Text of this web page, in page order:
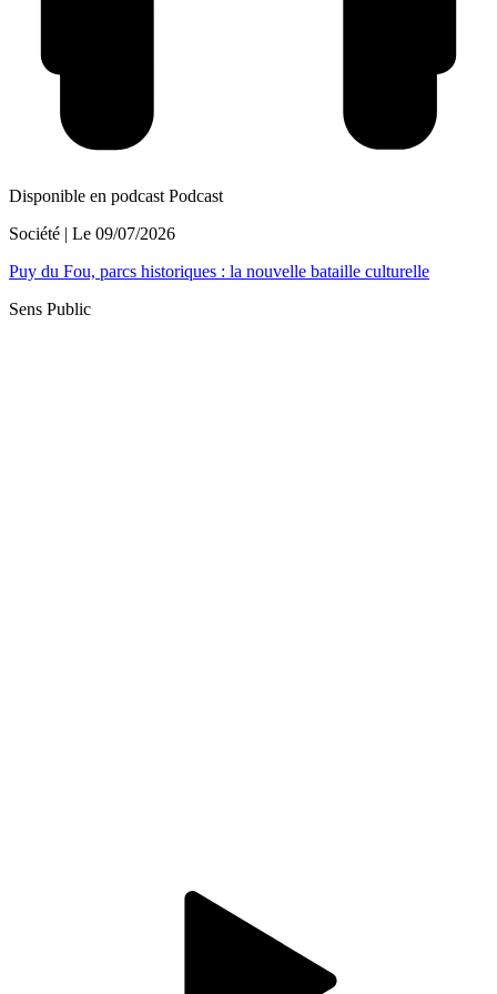
Disponible en podcast Podcast
Société | Le 09/07/2026
Puy du Fou, parcs historiques : la nouvelle bataille culturelle
Sens Public